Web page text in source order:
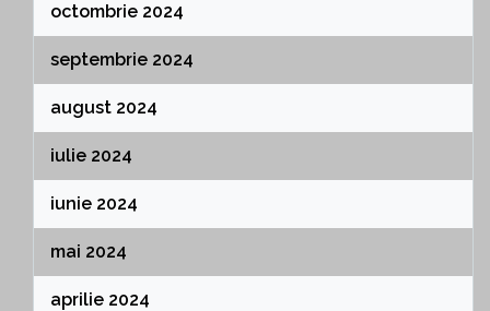
octombrie 2024
septembrie 2024
august 2024
iulie 2024
iunie 2024
mai 2024
aprilie 2024